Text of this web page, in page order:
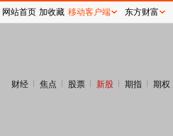
财经 焦点 股票 新股 期指 期权
网站首页 加收藏 移动客户端 东方财富